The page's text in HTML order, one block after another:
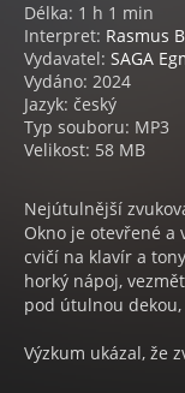
Délka: 1 h 1 min
Interpret: Rasmus
Vydavatel: SAGA
Vydáno: 2024
Jazyk: český
Typ souboru: MP3
Velikost: 58 MB
Nejútulnější
Okno je otevřené a
cvičí na klavír a
horký nápoj,
pod útulnou
Výzkum ukázal, že
stimulační vliv na